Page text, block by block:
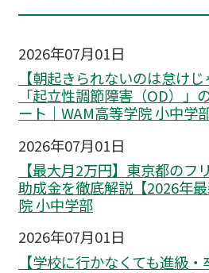
2026年07月01日
【朝起きられないのは怠け
「起立性調節障害（OD）」
ート｜WAM高等学院 小中学
2026年07月01日
【最大月2万円】東京都のフ
助成金を徹底解説【2026年
院 小中学部
2026年07月01日
【学校に行かなくても進級